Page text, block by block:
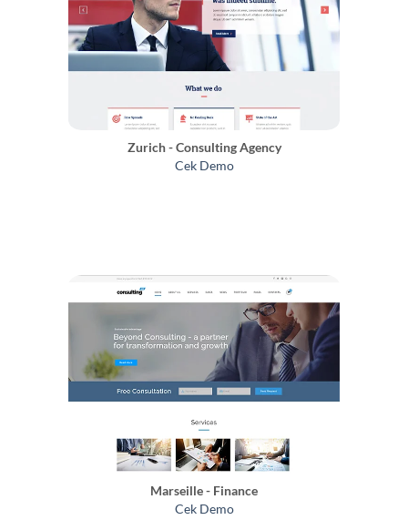
Zurich - Consulting Agency
Cek Demo
Marseille - Finance
Cek Demo